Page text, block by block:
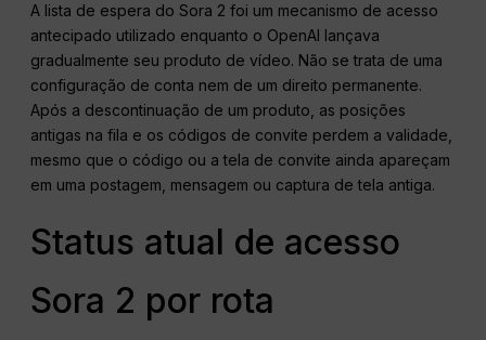
A lista de espera do Sora 2 foi um mecanismo de acesso
antecipado utilizado enquanto o OpenAI lançava
gradualmente seu produto de vídeo. Não se trata de uma
configuração de conta nem de um direito permanente.
Após a descontinuação de um produto, as posições
antigas na fila e os códigos de convite perdem a validade,
mesmo que o código ou a tela de convite ainda apareçam
em uma postagem, mensagem ou captura de tela antiga.
Status atual de acesso
Sora 2 por rota